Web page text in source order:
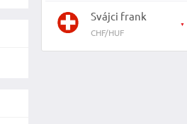
Svájci frank
CHF/HUF
▼